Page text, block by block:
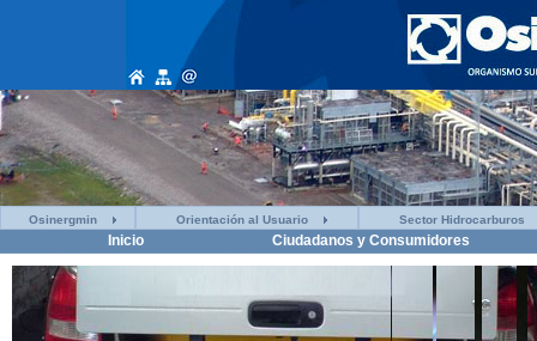
Osinergmin Orientación al Usuario Sector Hidrocarburos
Inicio Ciudadanos y Consumidores